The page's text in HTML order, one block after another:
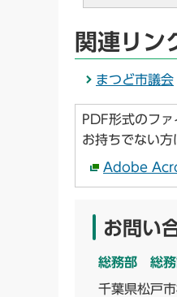
関連リン
まつど市議会
PDF形式のフ
お持ちでない
Adobe
お問い
総務部 総務
千葉県松戸